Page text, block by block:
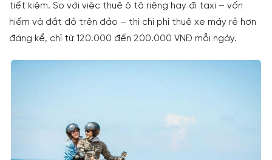
tiết kiệm. So với việc thuê ô tô riêng hay đi taxi – vốn
hiếm và đắt đỏ trên đảo – thì chi phí thuê xe máy rẻ hơn
đáng kể, chỉ từ 120.000 đến 200.000 VNĐ mỗi ngày.